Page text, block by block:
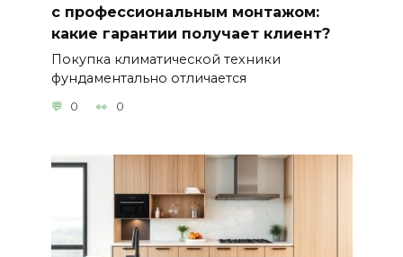
с профессиональным монтажом:
какие гарантии получает клиент?
Покупка климатической техники
фундаментально отличается
0 0